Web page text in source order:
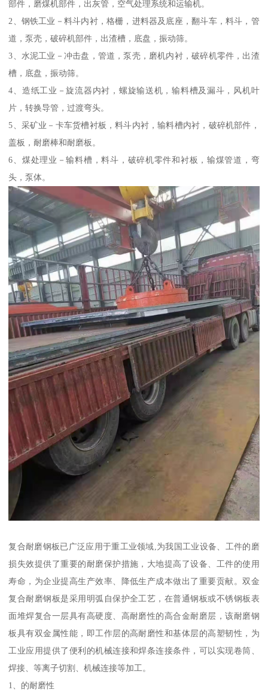
部件，磨煤机部件，出灰管，空气处理系统和运输机。
2、钢铁工业－料斗内衬，格栅，进料器及底座，翻斗车，料斗，管
道，泵壳，破碎机部件，出渣槽，底盘，振动筛。
3、水泥工业－冲击盘，管道，泵壳，磨机内衬，破碎机零件，出渣
槽，底盘，振动筛。
4、造纸工业－旋流器内衬，螺旋输送机，输料槽及漏斗，风机叶
片，转换导管，过渡弯头。
5、采矿业－卡车货槽衬板，料斗内衬，输料槽内衬，破碎机部件，
盖板，耐磨棒和耐磨板。
6、煤处理业－输料槽，料斗，破碎机零件和衬板，输煤管道，弯
头，泵体。
复合耐磨钢板已广泛应用于重工业领域,为我国工业设备、工件的磨
损失效提供了重要的耐磨保护措施，大地提高了设备、工件的使用
寿命，为企业提高生产效率、降低生产成本做出了重要贡献。双金
复合耐磨钢板是采用明弧自保护全工艺，在普通钢板或不锈钢板表
面堆焊复合一层具有高硬度、高耐磨性的高合金耐磨层，该耐磨钢
板具有双金属性能，即工作层的高耐磨性和基体层的高塑韧性，为
工业应用提供了便利的机械连接和焊条连接条件，可以实现卷筒、
焊接、等离子切割、机械连接等加工。
1、的耐磨性